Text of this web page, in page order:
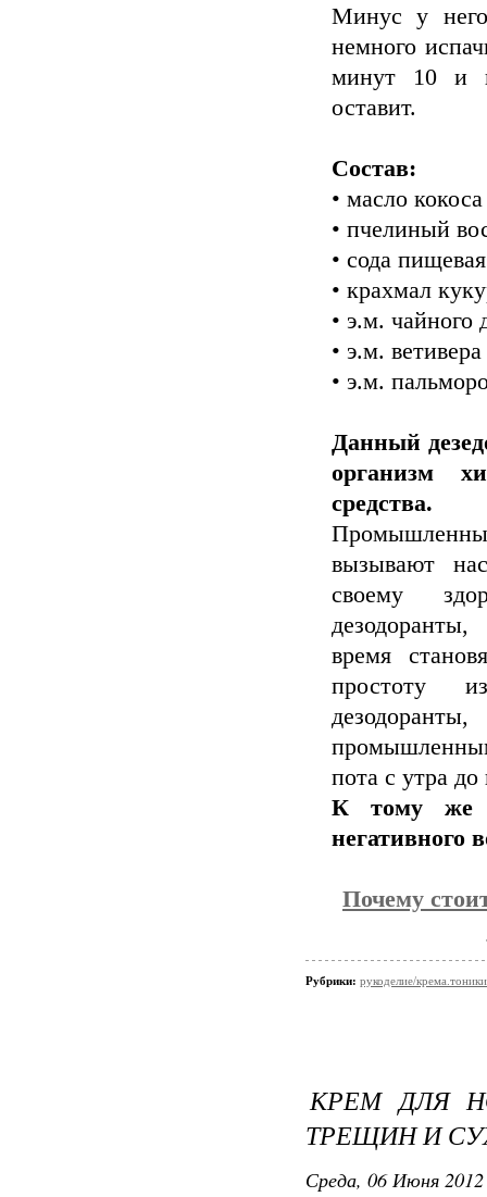
Минус у
немного
минут 10 и
оставит.
Состав:
• масло кокоса
• пчелиный
• сода пищевая
• крахмал
• э.м. чайного
• э.м.
• э.м.
Данный
организм
средства.
вызывают
своему
время
простоту
пота с утра до
К тому же
негативного
Почему
Рубрики: рукоделие/
КРЕМ ДЛЯ
ТРЕЩИН И
Среда, 06 Июня